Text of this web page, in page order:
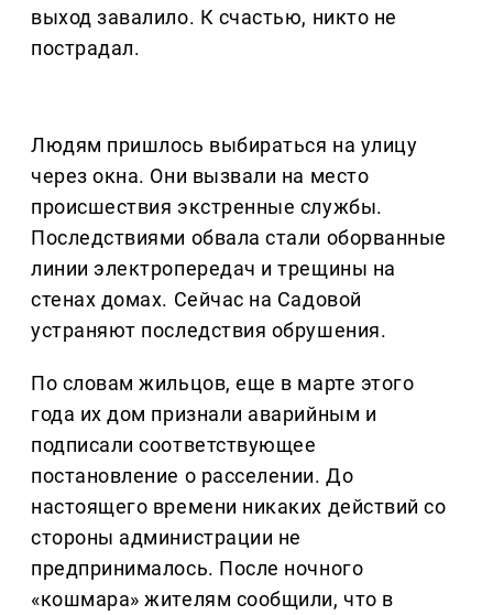
выход завалило. К счастью, никто не
пострадал.
Людям пришлось выбираться на улицу
через окна. Они вызвали на место
происшествия экстренные службы.
Последствиями обвала стали оборванные
линии электропередач и трещины на
стенах домах. Сейчас на Садовой
устраняют последствия обрушения.
По словам жильцов, еще в марте этого
года их дом признали аварийным и
подписали соответствующее
постановление о расселении. До
настоящего времени никаких действий со
стороны администрации не
предпринималось. После ночного
«кошмара» жителям сообщили, что в